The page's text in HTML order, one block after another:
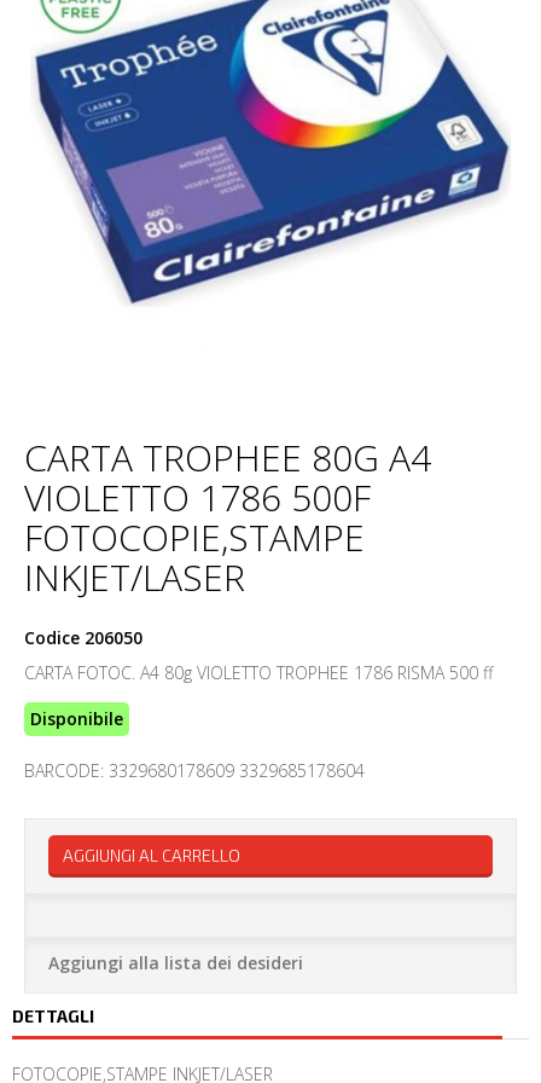
CARTA TROPHEE 80G A4
VIOLETTO 1786 500F
FOTOCOPIE,STAMPE
INKJET/LASER
Codice 206050
CARTA FOTOC. A4 80g VIOLETTO TROPHEE 1786 RISMA 500 ff
Disponibile
BARCODE: 3329680178609 3329685178604
AGGIUNGI AL CARRELLO
Aggiungi alla lista dei desideri
DETTAGLI
FOTOCOPIE,STAMPE INKJET/LASER